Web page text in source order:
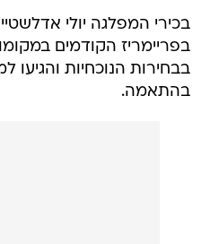
בכירי המפלגה יולי
בפריימריז הקודמים
בהתאמה.